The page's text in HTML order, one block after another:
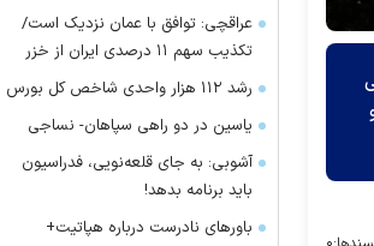
عراقچی: توافق با عمان نزدیک است/
تکذیب سهم ۱۱ درصدی ایران از خزر
رشد ۱۱۲ هزار واحدی شاخص کل بورس
یاسین در دو راهی سپاهان- نساجی
آشوبی: به جای قلعه‌نویی، فدراسیون
باید برنامه بدهد!
باور‌های نادرست درباره هپاتیت+